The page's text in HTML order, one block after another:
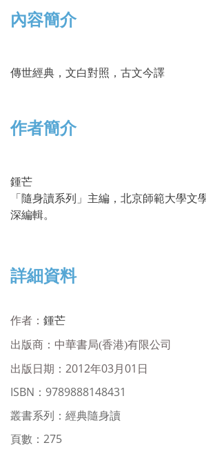
內容簡介
傳世經典，文白對照，古文今譯
作者簡介
鍾芒
「隨身讀系列」主編，北京師範大學文
深編輯。
詳細資料
作者： 鍾芒
出版商： 中華書局(香港)有限公司
出版日期：2012年03月01日
ISBN ： 9789888148431
叢書系列：經典隨身讀
頁數：275